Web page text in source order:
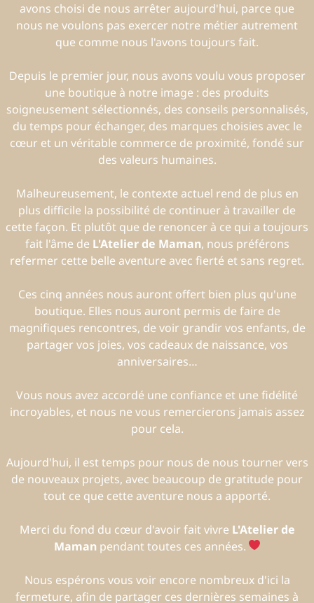
avons choisi de nous arrêter aujourd'hui, parce que
nous ne voulons pas exercer notre métier autrement
que comme nous l'avons toujours fait.
Depuis le premier jour, nous avons voulu vous proposer
une boutique à notre image : des produits
soigneusement sélectionnés, des conseils personnalisés,
du temps pour échanger, des marques choisies avec le
cœur et un véritable commerce de proximité, fondé sur
des valeurs humaines.
Malheureusement, le contexte actuel rend de plus en
plus difficile la possibilité de continuer à travailler de
cette façon. Et plutôt que de renoncer à ce qui a toujours
fait l'âme de L'Atelier de Maman, nous préférons
refermer cette belle aventure avec fierté et sans regret.
Ces cinq années nous auront offert bien plus qu'une
boutique. Elles nous auront permis de faire de
magnifiques rencontres, de voir grandir vos enfants, de
partager vos joies, vos cadeaux de naissance, vos
anniversaires…
Vous nous avez accordé une confiance et une fidélité
incroyables, et nous ne vous remercierons jamais assez
pour cela.
Aujourd'hui, il est temps pour nous de nous tourner vers
de nouveaux projets, avec beaucoup de gratitude pour
tout ce que cette aventure nous a apporté.
Merci du fond du cœur d'avoir fait vivre L'Atelier de
Maman pendant toutes ces années.
Nous espérons vous voir encore nombreux d'ici la
fermeture, afin de partager ces dernières semaines à